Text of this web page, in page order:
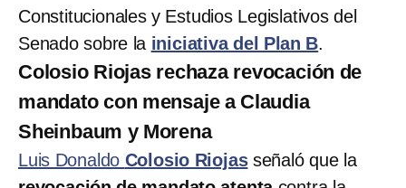
Constitucionales y Estudios Legislativos del
Senado sobre la iniciativa del Plan B.
Colosio Riojas rechaza revocación de
mandato con mensaje a Claudia
Sheinbaum y Morena
Luis Donaldo Colosio Riojasseñaló que la